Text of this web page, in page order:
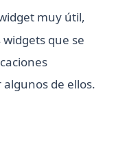
muy útil,
que se
de ellos.